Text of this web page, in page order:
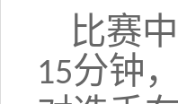
比赛
15分钟